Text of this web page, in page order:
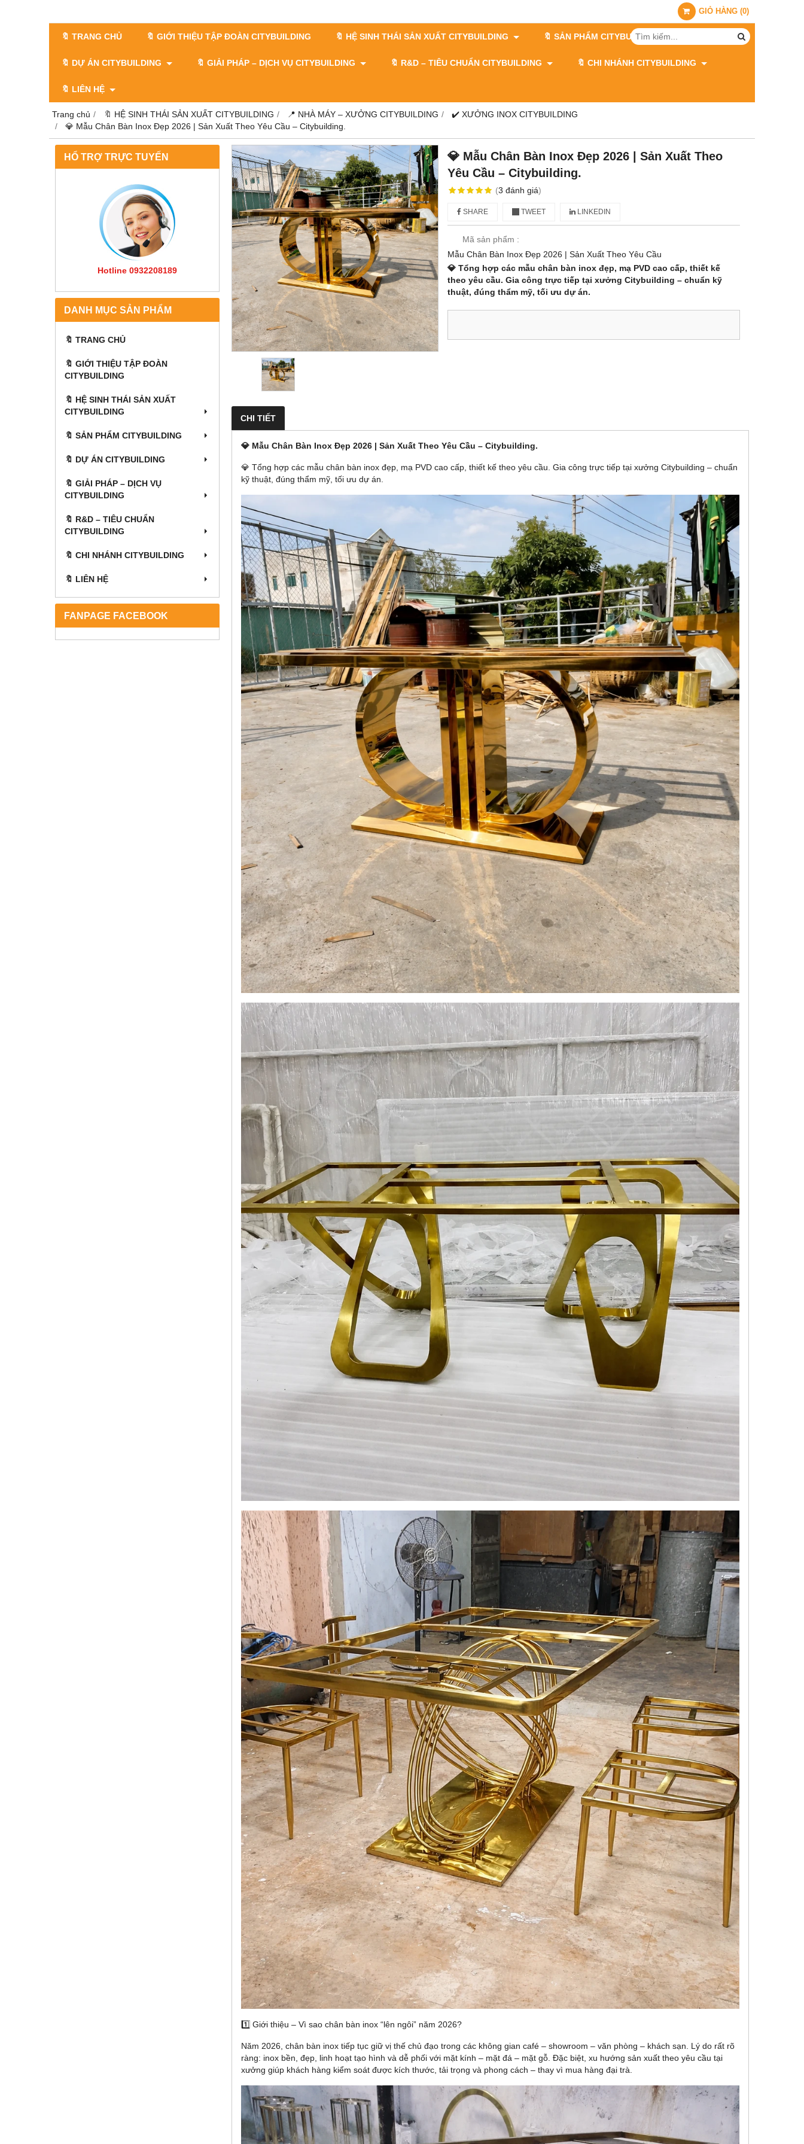
GIỎ HÀNG (0)
🔖 TRANG CHỦ 🔖 GIỚI THIỆU TẬP ĐOÀN CITYBUILDING 🔖 HỆ SINH THÁI SẢN XUẤT CITYBUILDING 🔖 SẢN PHẨM CITYBUILDING
🔖 DỰ ÁN CITYBUILDING 🔖 GIẢI PHÁP – DỊCH VỤ CITYBUILDING 🔖​​​​​​​ R&D – TIÊU CHUẨN CITYBUILDING 🔖 CHI NHÁNH CITYBUILDING
🔖 LIÊN HỆ
Trang chủ 🔖 HỆ SINH THÁI SẢN XUẤT CITYBUILDING 📍 NHÀ MÁY – XƯỞNG CITYBUILDING
✔️ XƯỞNG INOX CITYBUILDING
💎 Mẫu Chân Bàn Inox Đẹp 2026 | Sản Xuất Theo Yêu Cầu – Citybuilding.
HỔ TRỢ TRỰC TUYẾN
Hotline 0932208189
DANH MỤC SẢN PHẨM
🔖 TRANG CHỦ
🔖 GIỚI THIỆU TẬP ĐOÀN
CITYBUILDING
🔖 HỆ SINH THÁI SẢN XUẤT
CITYBUILDING
🔖 SẢN PHẨM CITYBUILDING
🔖 DỰ ÁN CITYBUILDING
🔖 GIẢI PHÁP – DỊCH VỤ
CITYBUILDING
🔖​​​​​​​ R&D – TIÊU CHUẨN
CITYBUILDING
🔖 CHI NHÁNH CITYBUILDING
🔖 LIÊN HỆ
FANPAGE FACEBOOK
💎 Mẫu Chân Bàn Inox Đẹp 2026 | Sản Xuất Theo
Yêu Cầu – Citybuilding.
(3 đánh giá)
SHARE TWEET LINKEDIN
Mã sản phẩm :
Mẫu Chân Bàn Inox Đẹp 2026 | Sản Xuất Theo Yêu Cầu
💎 Tổng hợp các mẫu chân bàn inox đẹp, mạ PVD cao cấp, thiết kế
theo yêu cầu. Gia công trực tiếp tại xưởng Citybuilding – chuẩn kỹ
thuật, đúng thẩm mỹ, tối ưu dự án.
CHI TIẾT
💎 Mẫu Chân Bàn Inox Đẹp 2026 | Sản Xuất Theo Yêu Cầu – Citybuilding.
💎 Tổng hợp các mẫu chân bàn inox đẹp, mạ PVD cao cấp, thiết kế theo yêu cầu. Gia công trực tiếp tại xưởng Citybuilding – chuẩn
kỹ thuật, đúng thẩm mỹ, tối ưu dự án.
1️⃣ Giới thiệu – Vì sao chân bàn inox “lên ngôi” năm 2026?
Năm 2026, chân bàn inox tiếp tục giữ vị thế chủ đạo trong các không gian café – showroom – văn phòng – khách sạn. Lý do rất rõ
ràng: inox bền, đẹp, linh hoạt tạo hình và dễ phối với mặt kính – mặt đá – mặt gỗ. Đặc biệt, xu hướng sản xuất theo yêu cầu tại
xưởng giúp khách hàng kiểm soát được kích thước, tải trọng và phong cách – thay vì mua hàng đại trà.